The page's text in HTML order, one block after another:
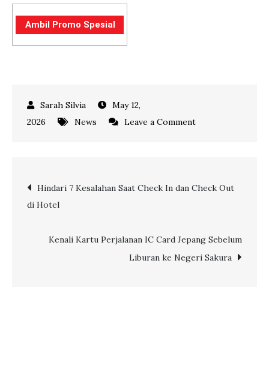
Ambil Promo Spesial
May 12,
2026
News Leave a Commenton
Tersibuk
Indonesia
Termasuk?
Post
Hindari 7 Kesalahan Saat Check In dan Check Out
di Hotel
Kenali Kartu Perjalanan IC Card Jepang Sebelum
Liburan ke Negeri Sakura